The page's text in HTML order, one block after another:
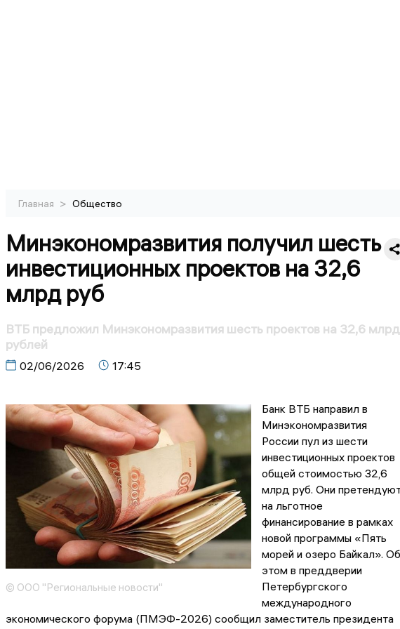
Главная > Общество
Минэкономразвития получил шесть
инвестиционных проектов на 32,6
млрд руб
ВТБ предложил Минэкономразвития шесть проектов на 32,6 млрд
рублей
02/06/2026 17:45
© ООО "Региональные новости"
Банк ВТБ направил в
Минэкономразвития
России пул из шести
инвестиционных проектов
общей стоимостью 32,6
млрд руб. Они
на льготное
финансирование в рамках
новой программы «Пять
морей и озеро Байкал». Об
этом в преддверии
Петербургского
международного
экономического форума (ПМЭФ-2026) сообщил заместитель президента